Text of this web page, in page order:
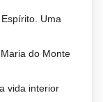
Uma
do Monte
vida interior